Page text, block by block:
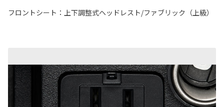
フロントシート：上下調整式ヘッドレスト/ファブリック（上級）